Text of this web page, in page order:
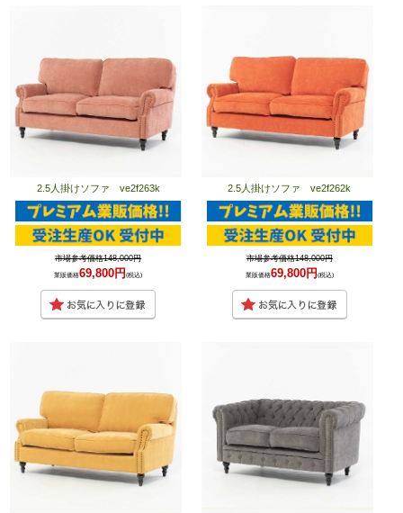
2.5人掛けソファ ve2f263k
市場参考価格148,000円
業販価格69,800円(税込)
2.5人掛けソファ ve2f262k
市場参考価格148,000円
業販価格69,800円 (税込)